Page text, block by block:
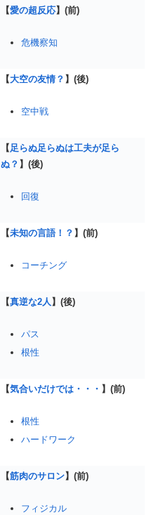
【愛の超反応】(前)
危機察知
【大空の友情？ 】(後)
空中戦
【足らぬ足らぬは工夫が足ら
ぬ？ 】(後)
回復
【未知の言語！？ 】(前)
コーチング
【真逆な2人 】(後)
パス
根性
【気合いだけでは・・・ 】(前)
根性
ハードワーク
【筋肉のサロン】(前)
フィジカル